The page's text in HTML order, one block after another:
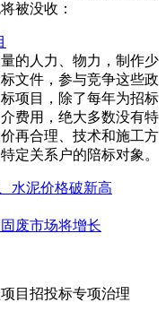
被没收：
的人力、物力，制作少
文件，参与竞争这些政
项目，除了每年为招标
费用，绝大多数没有特
再合理、技术和施工方
定关系户的陪标对象。
水泥价格破新高
废市场将增长
目招投标专项治理